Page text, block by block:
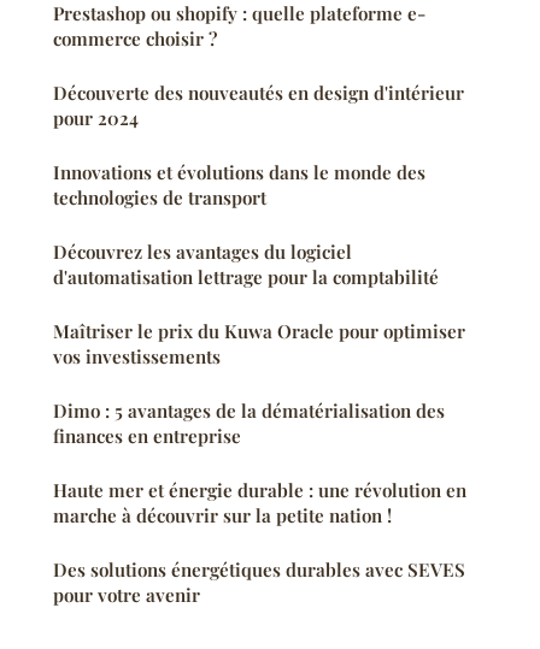
Prestashop ou shopify : quelle plateforme e-
commerce choisir ?
Découverte des nouveautés en design d'intérieur
pour 2024
Innovations et évolutions dans le monde des
technologies de transport
Découvrez les avantages du logiciel
d'automatisation lettrage pour la comptabilité
Maîtriser le prix du Kuwa Oracle pour optimiser
vos investissements
Dimo : 5 avantages de la dématérialisation des
finances en entreprise
Haute mer et énergie durable : une révolution en
marche à découvrir sur la petite nation !
Des solutions énergétiques durables avec SEVES
pour votre avenir